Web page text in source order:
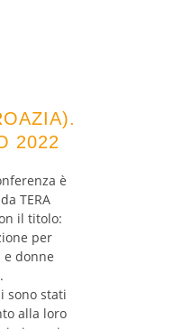
2022
è
TERA
il titolo:
per
donne
sono stati
alla loro